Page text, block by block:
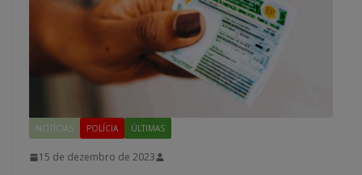
NOTÍCIAS POLÍCIA ÚLTIMAS
15 de dezembro de 2023